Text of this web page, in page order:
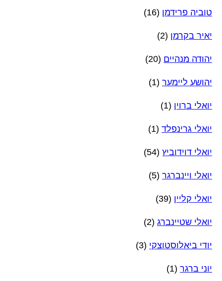
טוביה פרידמן (16)
יאיר בקרמן (2)
יהודה מנהיים (20)
יהושע ליימער (1)
יואלי ברוין (1)
יואלי גרינפלד (1)
יואלי דוידוביץ (54)
יואלי ויינברגר (5)
יואלי קליין (39)
יואלי שטיינברג (2)
יודי ביאלוסטוצקי (3)
יוני ברגר (1)